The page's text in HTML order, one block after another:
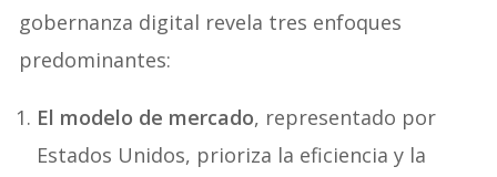
gobernanza digital revela tres enfoques
predominantes:
El modelo de mercado, representado por
Estados Unidos, prioriza la eficiencia y la